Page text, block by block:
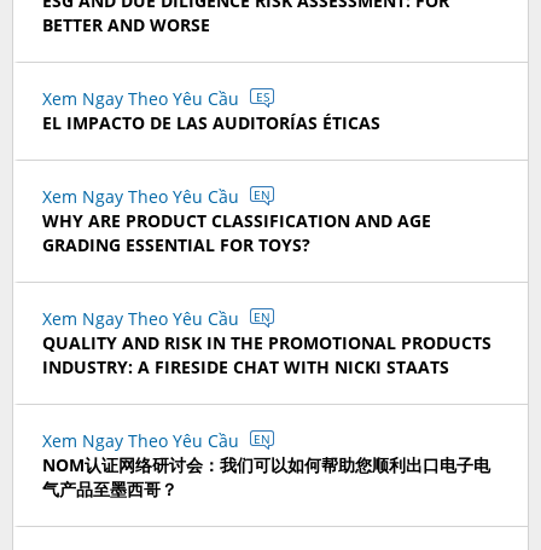
BETTER AND WORSE
Xem Ngay Theo Yêu Cầu ES
EL IMPACTO DE LAS AUDITORÍAS ÉTICAS
Xem Ngay Theo Yêu Cầu EN
WHY ARE PRODUCT CLASSIFICATION AND AGE
GRADING ESSENTIAL FOR TOYS?
Xem Ngay Theo Yêu Cầu EN
QUALITY AND RISK IN THE PROMOTIONAL PRODUCTS
INDUSTRY: A FIRESIDE CHAT WITH NICKI STAATS
Xem Ngay Theo Yêu Cầu EN
NOM认证网络研讨会：我们可以如何帮助您顺利出口电子电
气产品至墨西哥？